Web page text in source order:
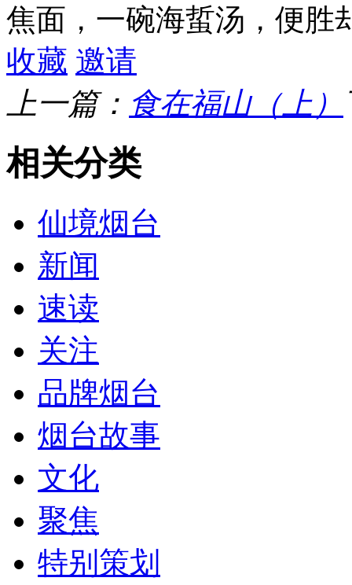
焦面，一碗海蜇汤，便胜
收藏 邀请
上一篇： 食在福山（上）
相关分类
仙境烟台
新闻
速读
关注
品牌烟台
烟台故事
文化
聚焦
特别策划